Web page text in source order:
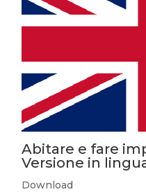
Abitare e fare
Versione in
Download